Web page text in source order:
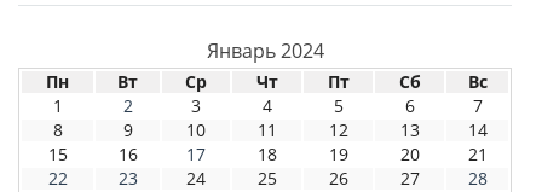
Январь 2024
Пн Вт Ср Чт Пт Сб
Вс
1
2 3 4 5 6
7
8
9 10 11 12 13
14
15
16 17 18 19 20
21
22
23 24 25 26 27
28